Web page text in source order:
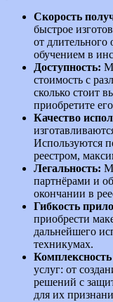
Скорость
быстрое
от
обучением в
Доступность:
стоимость с
сколько стоит
приобретите
Качество
Используются
реестром,
Легальность:
партнёрами и
окончании в
Гибкость
приобрести
дальнейшего
техникумах.
Комплексность
услуг: от
решений с
для их